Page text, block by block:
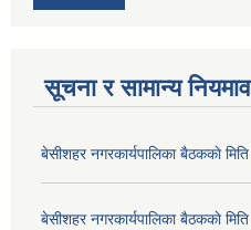
सूचना र सामान्य
बे‍‍सीशहर नगरकार्यपालिका बैठककाे
बे‍‍सीशहर नगरकार्यपालिका बैठककाे